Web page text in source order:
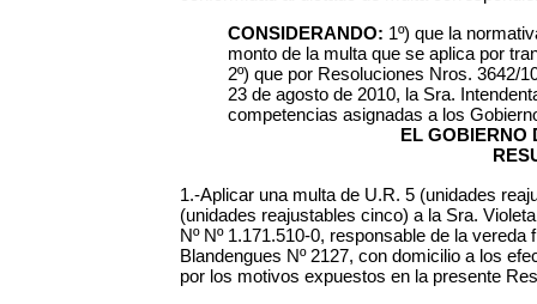
CONSIDERANDO: 1º) que la
monto de la multa que se aplica por
2º) que por Resoluciones Nros. 3642/
23 de agosto de 2010, la Sra.
competencias asignadas a los
EL GOBIERNO
1.-Aplicar una multa de U.R. 5 (unidades
(unidades reajustables cinco) a la Sra.
Nº Nº 1.171.510-0, responsable de la
Blandengues Nº 2127, con domicilio a los
por los motivos expuestos en la presente